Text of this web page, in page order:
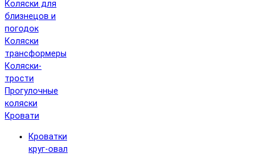
Коляски для
близнецов и
погодок
Коляски
трансформеры
Коляски-
трости
Прогулочные
коляски
Кровати
Кроватки
круг-овал